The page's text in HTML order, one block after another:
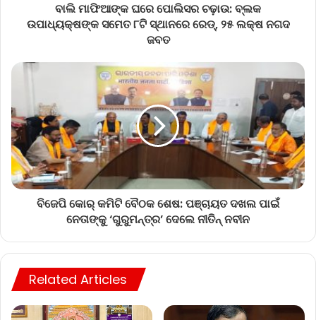
ବାଲି ମାଫିଆଙ୍କ ଘରେ ପୋଲିସର ଚଢ଼ାଉ: ବ୍ଲକ
ଉପାଧ୍ୟକ୍ଷଙ୍କ ସମେତ ୮ଟି ସ୍ଥାନରେ ରେଡ୍‌, ୨୫ ଲକ୍ଷ ନଗଦ
ଜବତ
ବିଜେପି କୋର୍ କମିଟି ବୈଠକ ଶେଷ: ପଞ୍ଚାୟତ ଦଖଲ ପାଇଁ
ନେତାଙ୍କୁ ‘ଗୁରୁମନ୍ତ୍ର’ ଦେଲେ ନୀତିନ୍ ନବୀନ
Related Articles